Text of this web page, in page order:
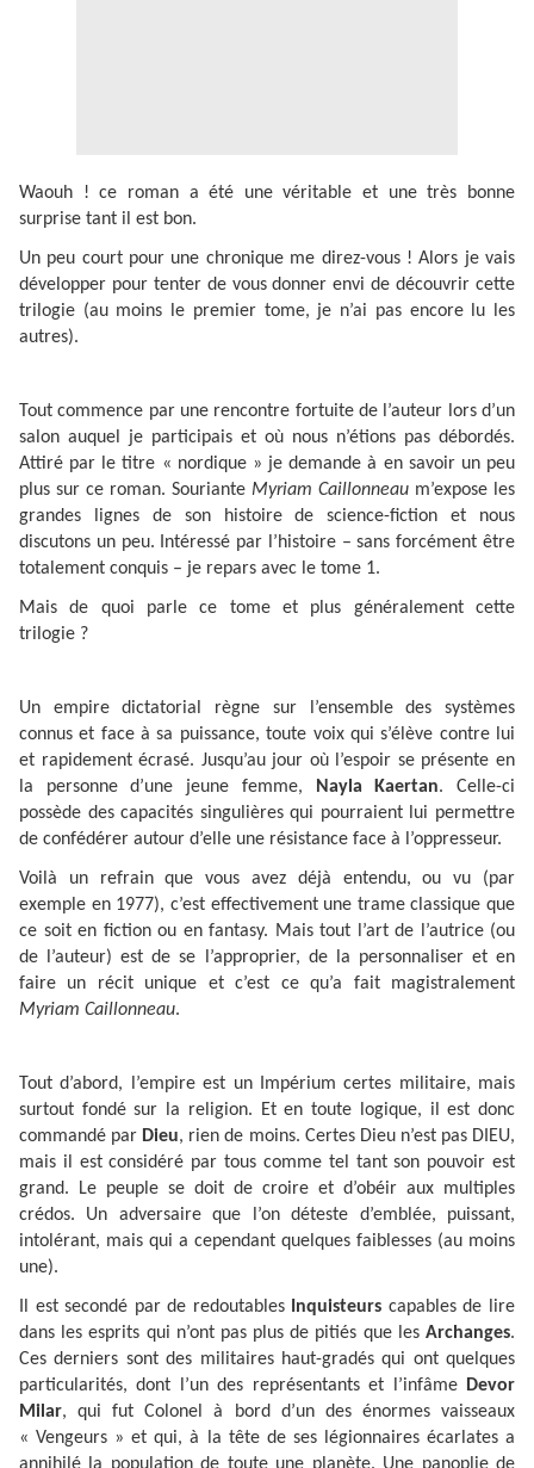
Waouh ! ce roman a été une véritable et une très bonne
surprise tant il est bon.
Un peu court pour une chronique me direz-vous ! Alors je vais
développer pour tenter de vous donner envi de découvrir cette
trilogie (au moins le premier tome, je n’ai pas encore lu les
autres).
Tout commence par une rencontre fortuite de l’auteur lors d’un
salon auquel je participais et où nous n’étions pas débordés.
Attiré par le titre « nordique » je demande à en savoir un peu
plus sur ce roman. Souriante Myriam Caillonneau m’expose les
grandes lignes de son histoire de science-fiction et nous
discutons un peu. Intéressé par l’histoire – sans forcément être
totalement conquis – je repars avec le tome 1.
Mais de quoi parle ce tome et plus généralement cette
trilogie ?
Un empire dictatorial règne sur l’ensemble des systèmes
connus et face à sa puissance, toute voix qui s’élève contre lui
et rapidement écrasé. Jusqu’au jour où l’espoir se présente en
la personne d’une jeune femme,
Nayla Kaertan. Celle-ci
possède des capacités singulières qui pourraient lui permettre
de confédérer autour d’elle une résistance face à l’oppresseur.
Voilà un refrain que vous avez déjà entendu, ou vu (par
exemple en 1977), c’est effectivement une trame classique que
ce soit en fiction ou en fantasy. Mais tout l’art de l’autrice (ou
de l’auteur) est de se l’approprier, de la personnaliser et en
faire un récit unique et c’est ce qu’a fait magistralement
Myriam Caillonneau.
Tout d’abord, l’empire est un Impérium certes militaire, mais
surtout fondé sur la religion. Et en toute logique, il est donc
commandé par Dieu, rien de moins. Certes Dieu n’est pas DIEU,
mais il est considéré par tous comme tel tant son pouvoir est
grand. Le peuple se doit de croire et d’obéir aux multiples
crédos. Un adversaire que l’on déteste d’emblée, puissant,
intolérant, mais qui a cependant quelques faiblesses (au moins
une).
Il est secondé par de redoutables Inquisteurs capables de lire
dans les esprits qui n’ont pas plus de pitiés que les Archanges.
Ces derniers sont des militaires haut-gradés qui ont quelques
particularités, dont l’un des représentants et l’infâme
Devor
Milar, qui fut Colonel à bord d’un des énormes vaisseaux
« Vengeurs » et qui, à la tête de ses légionnaires écarlates a
annihilé la population de toute une planète. Une panoplie de